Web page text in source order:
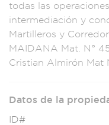
todas las operac
intermediación y
Martill eros y
MAIDANA Mat. N°
Cristian Almirón Mat
Datos de la
ID#